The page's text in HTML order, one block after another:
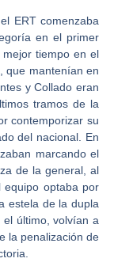
ERT comenzaba
en el primer
tiempo en el
que mantenían en
y Collado eran
tramos de la
contemporizar su
del nacional. En
marcando el
de la general, al
equipo optaba por
estela de la dupla
último, volvían a
la penalización de